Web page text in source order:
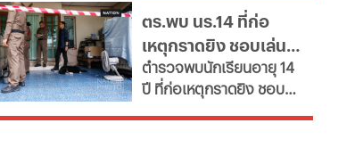
ก่อเหตุที่โรงเรียน
ตร.พบ นร.14 ที่ก่อ
เหตุกราดยิง ชอบเล่น
เกมรุนแรง และศึกษาที่
สหรัฐ
ตำรวจพบนักเรียนอายุ 14
ปี ที่ก่อเหตุกราดยิง ชอบ